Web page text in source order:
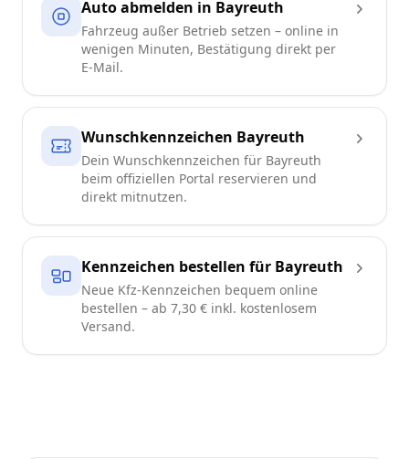
Auto abmelden in Bayreuth
Fahrzeug außer Betrieb setzen – online in
wenigen Minuten, Bestätigung direkt per
E-Mail.
Wunschkennzeichen Bayreuth
Dein Wunschkennzeichen für Bayreuth
beim offiziellen Portal reservieren und
direkt mitnutzen.
Kennzeichen bestellen für Bayreuth
Neue Kfz-Kennzeichen bequem online
bestellen – ab 7,30 € inkl. kostenlosem
Versand.